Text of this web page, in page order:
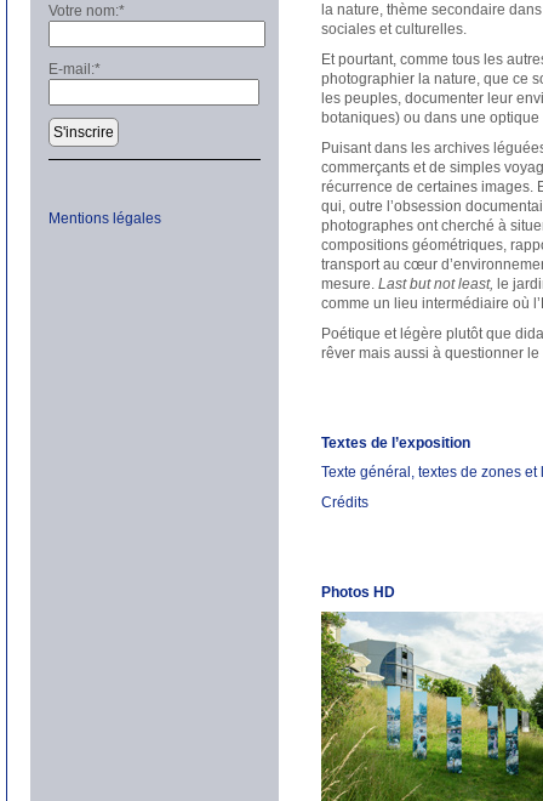
Votre nom:*
E-mail:*
S'inscrire
Mentions légales
la nature, thème secondaire
sociales et culturelles.
Et pourtant, comme tous les
photographier la nature, que ce
les peuples, documenter leur
botaniques) ou dans une
Puisant dans les archives
commerçants et de simples
récurrence de certaines images.
qui, outre l’obsession
photographes ont cherché à
compositions géométriques,
transport au cœur
mesure. Last but not least, le
comme un lieu intermédiaire où
Poétique et légère plutôt que
rêver mais aussi à questionner le
Textes de l’exposition
Texte général, textes de zones
Crédits
Photos HD